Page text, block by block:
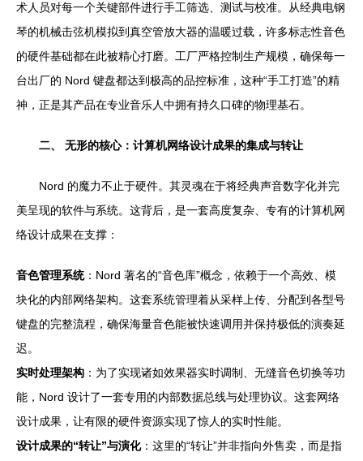
术人员对每一个关键部件进行手工筛选、测试与校准。从经典电钢
琴的机械击弦机模拟到真空管放大器的温暖过载，许多标志性音色
的硬件基础都在此被精心打磨。工厂严格控制生产规模，确保每一
台出厂的 Nord 键盘都达到极高的品控标准，这种“手工打造”的精
神，正是其产品在专业音乐人中拥有持久口碑的物理基石。
二、 无形的核心：计算机网络设计成果的集成与转让
Nord 的魔力不止于硬件。其灵魂在于将经典声音数字化并完
美呈现的软件与系统。这背后，是一套高度复杂、专有的计算机网
络设计成果在支撑：
音色管理系统：Nord 著名的“音色库”概念，依赖于一个高效、模
块化的内部网络架构。这套系统管理着从采样上传、分配到各型号
键盘的完整流程，确保海量音色能被快速调用并保持极低的演奏延
迟。
实时处理架构 ：为了实现诸如效果器实时调制、无缝音色切换等功
能，Nord 设计了一套专用的内部数据总线与处理协议。这套网络
设计成果，让有限的硬件资源实现了惊人的实时性能。
设计成果的“转让”与演化：这里的“转让”并非指向外售卖，而是指